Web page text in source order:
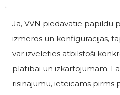
Jā, VVN piedāvātie papildu
izmēros un konfigurācijās,
var izvēlēties atbilstoši
platībai un izkārtojumam.
risinājumu, ieteicams pirms